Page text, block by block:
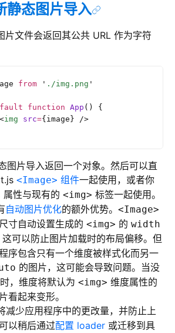
静态图片导入
片文件会返回其公共 URL 作为字符
from ' ./img.png '
function App () {
img src={image} />
图片导入返回一个对象。然后可以直
<Image> 组件一起使用，或者你
属性与现有的 <img> 标签一起使用。
自动图片优化的额外优势。 <Image>
寸自动设置生成的 <img> 的 width
这可以防止图片加载时的布局偏移。但
序包含只有一个维度被样式化而另一
的图片，这可能会导致问题。当没
时，维度将默认为 <img> 维度属性的
看起来变形。
减少应用程序中的更改量，并防止上
以稍后通过配置 loader 或迁移到具